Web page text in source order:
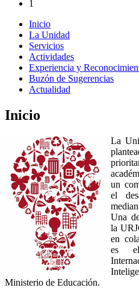
1
Inicio
La Unidad
Servicios
Actividades
Experiencia y
Buzón de Sugerencias
Actualidad
Inicio
La
un
el
Una
la
en
es el
Ministerio de Educación.